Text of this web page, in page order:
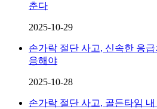
춘다
2025-10-29
손가락 절단 사고, 신속한 응
응해야
2025-10-28
손가락 절단 사고, 골든타임